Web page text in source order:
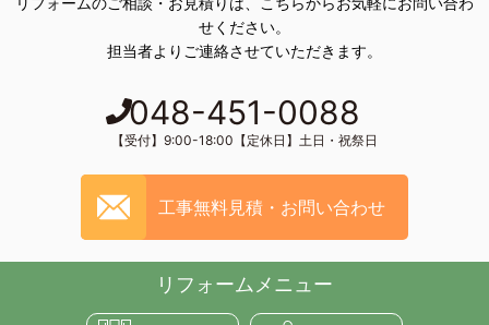
せください。
担当者よりご連絡させていただきます。
048-451-0088
【受付】9:00-18:00【定休日】土日・祝祭日
工事無料見積・お問い合わせ
リフォームメニュー